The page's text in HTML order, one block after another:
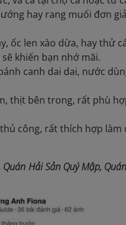
hay rang muối đơn
ốc len xào dừa, hay thử
khiến bạn nhớ mãi.
canh dai dai, nước
thịt bên trong, rất phù
công, rất thích hợp làm
Hải Sản Quý Mập,